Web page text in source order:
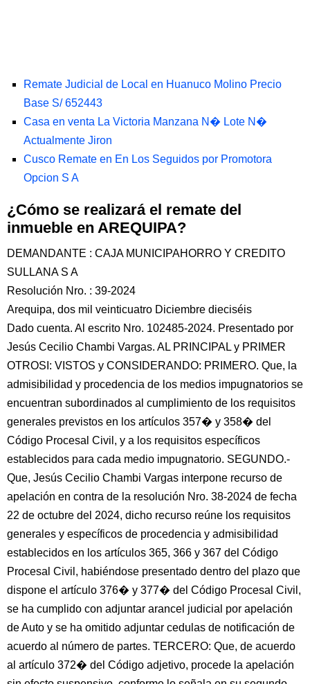
Remate Judicial de Local en Huanuco Molino Precio
Base S/ 652443
Casa en venta La Victoria Manzana N� Lote N�
Actualmente Jiron
Cusco Remate en En Los Seguidos por Promotora
Opcion S A
¿Cómo se realizará el remate del
inmueble en AREQUIPA?
DEMANDANTE : CAJA MUNICIPAHORRO Y CREDITO
SULLANA S A
Resolución Nro. : 39-2024
Arequipa, dos mil veinticuatro Diciembre dieciséis
Dado cuenta. Al escrito Nro. 102485-2024. Presentado por
Jesús Cecilio Chambi Vargas. AL PRINCIPAL y PRIMER
OTROSI: VISTOS y CONSIDERANDO: PRIMERO. Que, la
admisibilidad y procedencia de los medios impugnatorios se
encuentran subordinados al cumplimiento de los requisitos
generales previstos en los artículos 357� y 358� del
Código Procesal Civil, y a los requisitos específicos
establecidos para cada medio impugnatorio. SEGUNDO.-
Que, Jesús Cecilio Chambi Vargas interpone recurso de
apelación en contra de la resolución Nro. 38-2024 de fecha
22 de octubre del 2024, dicho recurso reúne los requisitos
generales y específicos de procedencia y admisibilidad
establecidos en los artículos 365, 366 y 367 del Código
Procesal Civil, habiéndose presentado dentro del plazo que
dispone el artículo 376� y 377� del Código Procesal Civil,
se ha cumplido con adjuntar arancel judicial por apelación
de Auto y se ha omitido adjuntar cedulas de notificación de
acuerdo al número de partes. TERCERO: Que, de acuerdo
al artículo 372� del Código adjetivo, procede la apelación